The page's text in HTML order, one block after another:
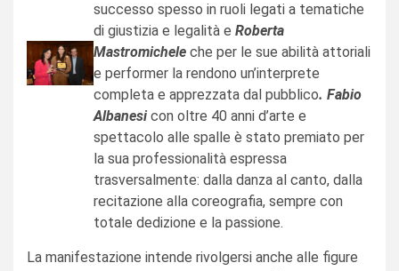
successo spesso in ruoli legati a tematiche
di giustizia e legalità eRoberta
Mastromicheleche per le sue abilità attoriali
e performer la rendono un’interprete
completa e apprezzata dal pubblico. Fabio
Albanesicon oltre 40 anni d’arte e
spettacolo alle spalle è stato premiato per
la sua professionalità espressa
trasversalmente: dalla danza al canto, dalla
recitazione alla coreografia, sempre con
totale dedizione e la passione.
La manifestazione intende rivolgersi anche alle figure